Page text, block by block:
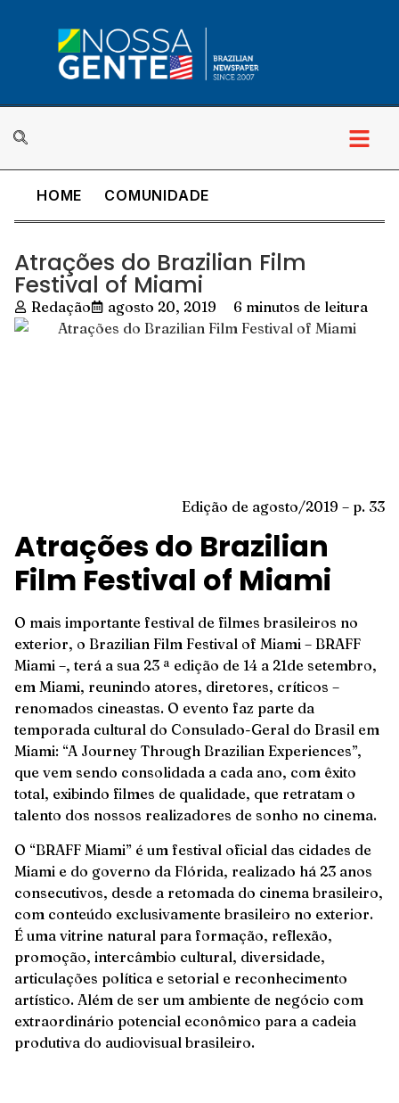
HOME COMUNIDADE
Atrações do Brazilian Film
Festival of Miami
Redação agosto 20, 2019 6 minutos de leitura
Edição de agosto/2019 – p. 33
Atrações do Brazilian
Film Festival of Miami
O mais importante festival de filmes brasileiros no
exterior, o Brazilian Film Festival of Miami – BRAFF
Miami –, terá a sua 23 ª edição de 14 a 21de setembro,
em Miami, reunindo atores, diretores, críticos –
renomados cineastas. O evento faz parte da
temporada cultural do Consulado-Geral do Brasil em
Miami: “A Journey Through Brazilian Experiences”,
que vem sendo consolidada a cada ano, com êxito
total, exibindo filmes de qualidade, que retratam o
talento dos nossos realizadores de sonho no cinema.
O “BRAFF Miami” é um festival oficial das cidades de
Miami e do governo da Flórida, realizado há 23 anos
consecutivos, desde a retomada do cinema brasileiro,
com conteúdo exclusivamente brasileiro no exterior.
É uma vitrine natural para formação, reflexão,
promoção, intercâmbio cultural, diversidade,
articulações política e setorial e reconhecimento
artístico. Além de ser um ambiente de negócio com
extraordinário potencial econômico para a cadeia
produtiva do audiovisual brasileiro.